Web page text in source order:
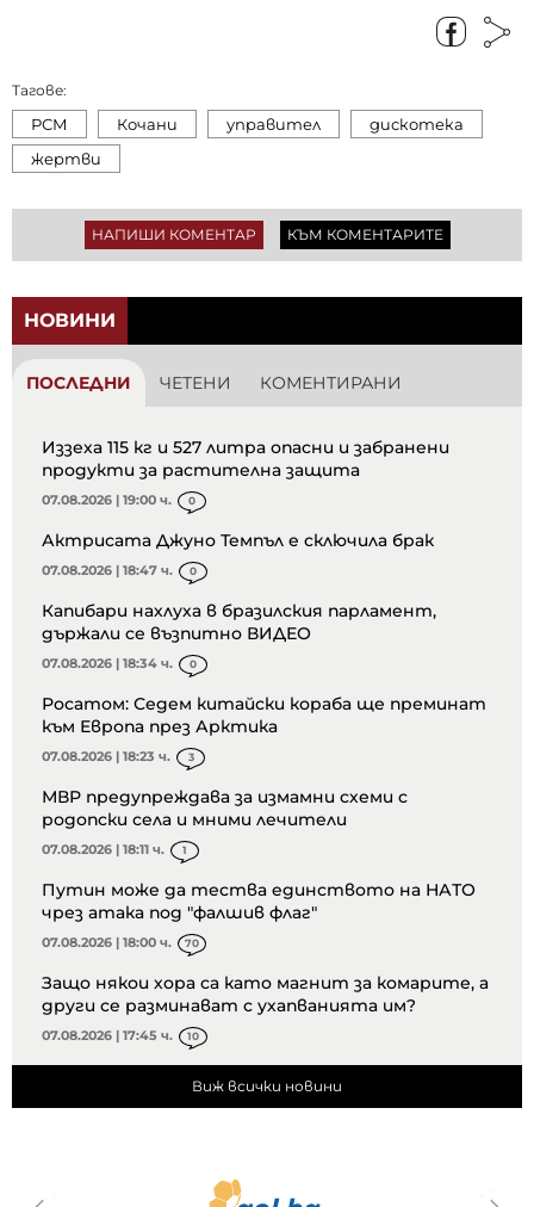
Тагове:
РСМ Кочани управител
дискотека
жертви
НАПИШИ КОМЕНТАР КЪМ КОМЕНТАРИТЕ
НОВИНИ
ПОСЛЕДНИ ЧЕТЕНИ КОМЕНТИРАНИ
Иззеха 115 кг и 527 литра опасни и забранени
продукти за растителна защита
07.08.2026 | 19:00 ч. 0
Актрисата Джуно Темпъл е сключила брак
07.08.2026 | 18:47 ч. 0
Капибари нахлуха в бразилския парламент,
държали се възпитно ВИДЕО
07.08.2026 | 18:34 ч. 0
Росатом: Седем китайски кораба ще преминат
към Европа през Арктика
07.08.2026 | 18:23 ч. 3
МВР предупреждава за измамни схеми с
родопски села и мними лечители
07.08.2026 | 18:11 ч. 1
Путин може да тества единството на НАТО
чрез атака под "фалшив флаг"
07.08.2026 | 18:00 ч. 70
Защо някои хора са като магнит за комарите, а
други се разминават с ухапванията им?
07.08.2026 | 17:45 ч. 10
Виж всички новини